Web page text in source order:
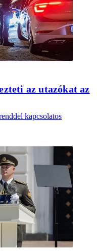
az utazókat az
kapcsolatos